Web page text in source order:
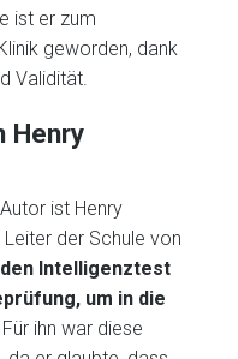
ist er zum
geworden, dank
Validität.
Henry
ist Henry
der Schule von
Intelligenztest
um in die
. Für ihn war diese